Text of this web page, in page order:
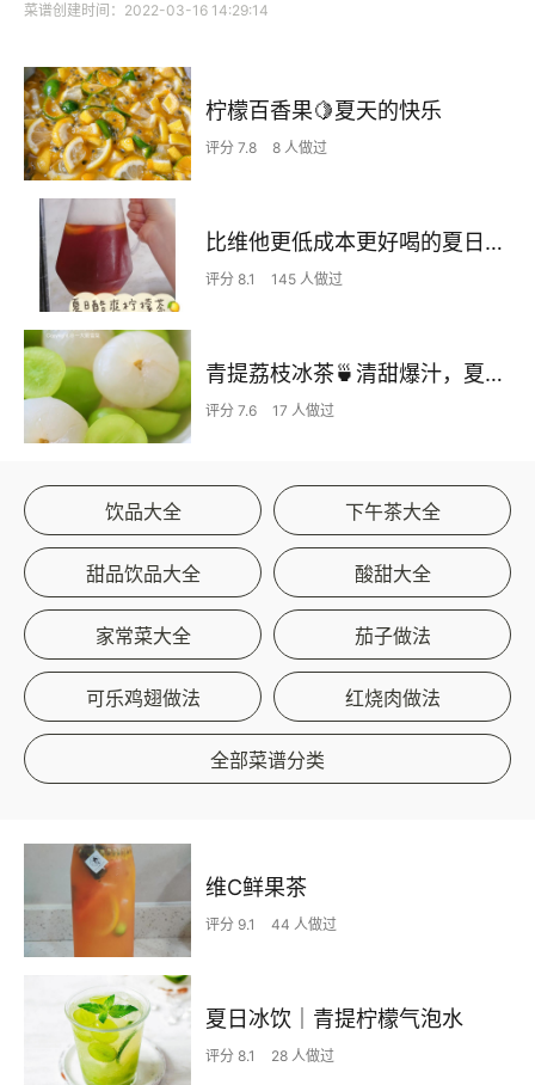
菜谱创建时间：2022-03-16 14:29:14
柠檬百香果🍋夏天的快乐
评分 7.8 8 人做过
比维他更低成本更好喝的夏日必备柠檬茶！
评分 8.1 145 人做过
青提荔枝冰茶🍵清甜爆汁，夏天必喝的水果茶！
评分 7.6 17 人做过
饮品大全 下午茶大全
甜品饮品大全 酸甜大全
家常菜大全 茄子做法
可乐鸡翅做法 红烧肉做法
全部菜谱分类
维C鲜果茶
评分 9.1 44 人做过
夏日冰饮｜青提柠檬气泡水
评分 8.1 28 人做过